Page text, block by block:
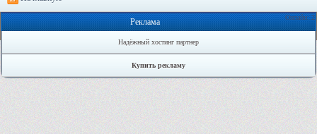
Онлайн: 2
Реклама
Надёжный хостинг партнер
Купить рекламу